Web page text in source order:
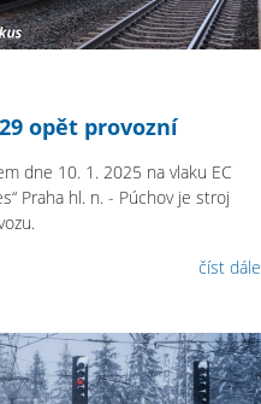
opět provozní
dne 10. 1. 2025 na vlaku EC
Praha hl. n. - Púchov je stroj
číst dále